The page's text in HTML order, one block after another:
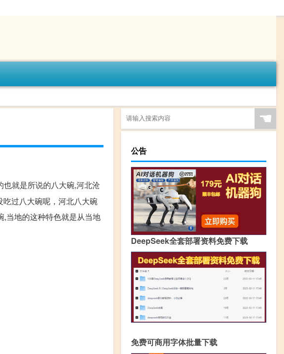
就是所说的八大碗,河北沧
过八大碗呢，河北八大碗
,当地的这种特色就是从当地
☚
公告
DeepSeek全套部署资料免费下载
免费可商用字体批量下载